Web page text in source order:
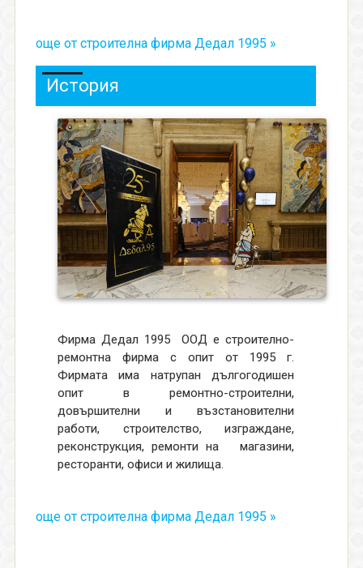
още от строителна фирма Дедал 1995 »
История
Фирма Дедал 1995
ООД е строително-
ремонтна фирма с опит от 1995 г.
Фирмата има натрупан дългогодишен
опит в ремонтно-строителни,
довършителни и възстановителни
работи, строителство, изграждане,
реконструкция, ремонти на магазини,
ресторанти, офиси и жилища.
още от строителна фирма Дедал 1995 »